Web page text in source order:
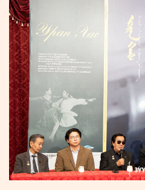
Бүртгүүлэх
Бизнес
Leaderships
ФОТО
УРЛАГ